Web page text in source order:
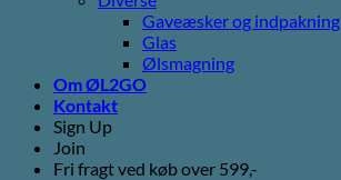
Gaveæsker og indpakning
Glas
Ølsmagning
Om ØL2GO
Kontakt
Sign Up
Join
Fri fragt ved køb over 599,-